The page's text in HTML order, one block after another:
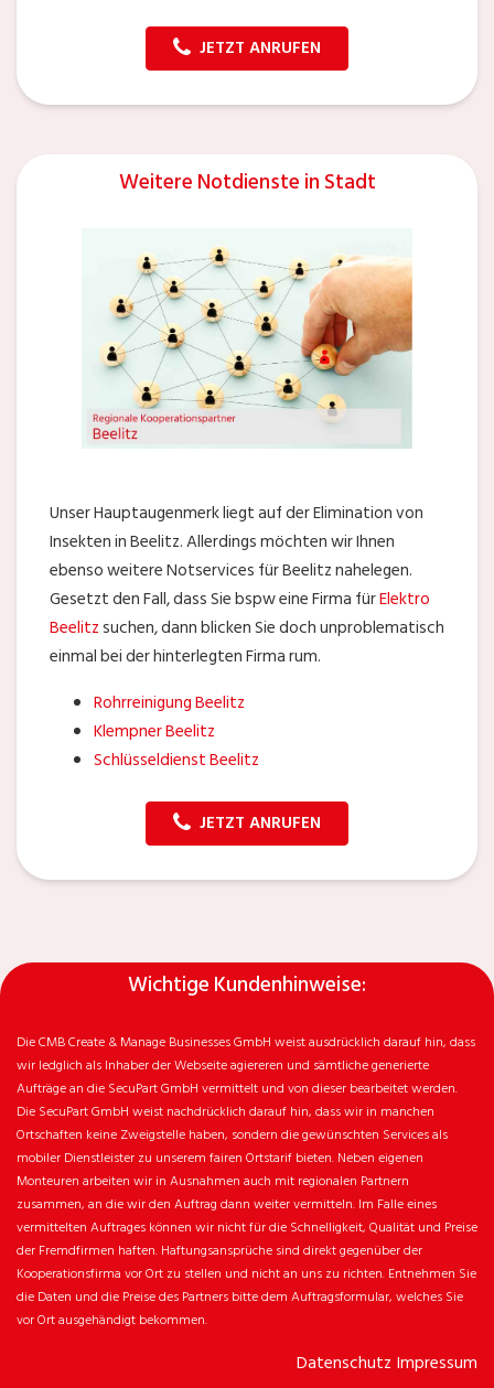
JETZT ANRUFEN
Weitere Notdienste in Stadt
Unser Hauptaugenmerk liegt auf der Elimination von
Insekten in Beelitz. Allerdings möchten wir Ihnen
ebenso weitere Notservices für Beelitz nahelegen.
Gesetzt den Fall, dass Sie bspw eine Firma fürElektro
Beelitzsuchen, dann blicken Sie doch unproblematisch
einmal bei der hinterlegten Firma rum.
Rohrreinigung Beelitz
Klempner Beelitz
Schlüsseldienst Beelitz
JETZT ANRUFEN
Wichtige Kundenhinweise:
Die CMB Create & Manage Businesses GmbH weist ausdrücklich darauf hin, dass
wir ledglich als Inhaber der Webseite agiereren und sämtliche generierte
Aufträge an die SecuPart GmbH vermittelt und von dieser bearbeitet werden.
Die SecuPart GmbH weist nachdrücklich darauf hin, dass wir in manchen
Ortschaften keine Zweigstelle haben, sondern die gewünschten Services als
mobiler Dienstleister zu unserem fairen Ortstarif bieten. Neben eigenen
Monteuren arbeiten wir in Ausnahmen auch mit regionalen Partnern
zusammen, an die wir den Auftrag dann weiter vermitteln. Im Falle eines
vermittelten Auftrages können wir nicht für die Schnelligkeit, Qualität und Preise
der Fremdfirmen haften. Haftungsansprüche sind direkt gegenüber der
Kooperationsfirma vor Ort zu stellen und nicht an uns zu richten. Entnehmen Sie
die Daten und die Preise des Partners bitte dem Auftragsformular, welches Sie
vor Ort ausgehändigt bekommen.
Datenschutz Impressum